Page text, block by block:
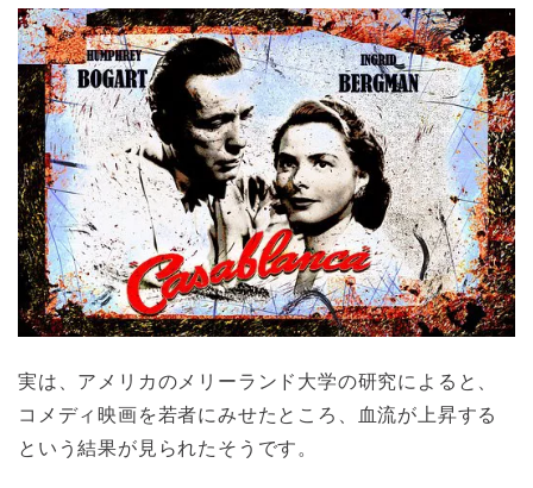
実は、アメリカのメリーランド大学の研究によると、
コメディ映画を若者にみせたところ、血流が上昇する
という結果が見られたそうです。